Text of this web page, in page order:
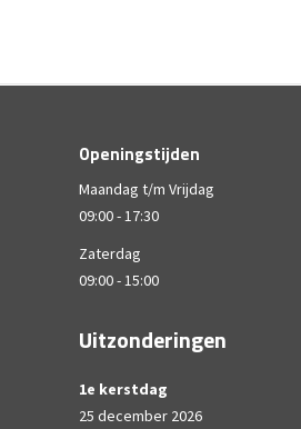
Openingstijden
Maandag t/m Vrijdag
09:00-17:30
Zaterdag
09:00-15:00
Uitzonderingen
25 december 2026
1e kerstdag